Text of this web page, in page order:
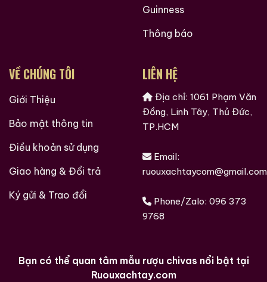
Guinness
Thông báo
VỀ CHÚNG TÔI
Giới Thiệu
Bảo mật thông tin
Điều khoản sử dụng
Giao hàng & Đổi trả
Ký gửi & Trao đổi
LIÊN HỆ
Địa chỉ: 1061 Phạm Văn
Đồng, Linh Tây, Thủ Đức,
TP.HCM
Email:
ruouxachtaycom@gmail.com
Phone/Zalo: 096 373
9768
Bạn có thể quan tâm mẫu rượu chivas nổi bật tại
Ruouxachtay.com